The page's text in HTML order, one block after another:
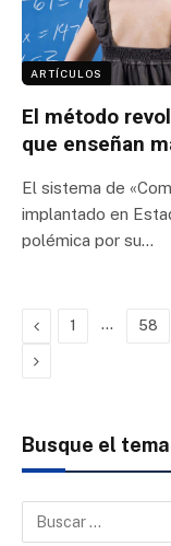
ARTÍCULOS
El método
que enseñan
El sistema de
implantado en
polémica por su…
Previous
1 … 58
Next
Busque el